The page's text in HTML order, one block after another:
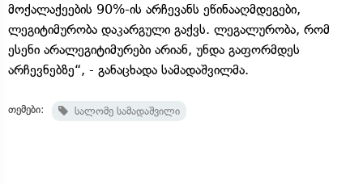
მოქალაქეების 90%-ის არჩევანს ეწინააღმდეგები,
ლეგიტიმურობა დაკარგული გაქვს. ლეგალურობა, რომ
ესენი არალეგიტიმურები არიან, უნდა გაფორმდეს
არჩევნებზე“, - განაცხადა სამადაშვილმა.
თემები: სალომე სამადაშვილი